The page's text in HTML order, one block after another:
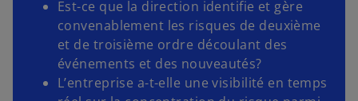
Est-ce que la direction identifie et gère
convenablement les risques de deuxième
et de troisième ordre découlant des
événements et des nouveautés?
L’entreprise a-t-elle une visibilité en temps